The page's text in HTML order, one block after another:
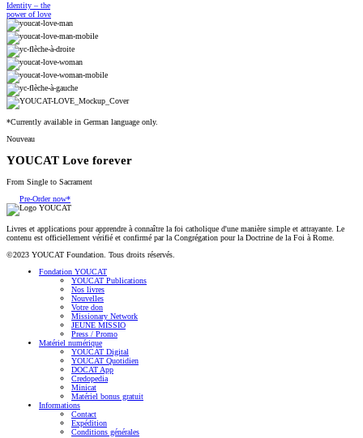
Identity – the
power of love
*Currently available in German language only.
Nouveau
YOUCAT Love forever
From Single to Sacrament
Pre-Order now*
Livres et applications pour apprendre à connaître la foi catholique d'une manière simple et attrayante. Le
contenu est officiellement vérifié et confirmé par la Congrégation pour la Doctrine de la Foi à Rome.
©2023 YOUCAT Foundation. Tous droits réservés.
Fondation YOUCAT
YOUCAT Publications
Nos livres
Nouvelles
Votre don
Missionary Network
JEUNE MISSIO
Press / Promo
Matériel numérique
YOUCAT Digital
YOUCAT Quotidien
DOCAT App
Credopedia
Minicat
Matériel bonus gratuit
Informations
Contact
Expédition
Conditions générales